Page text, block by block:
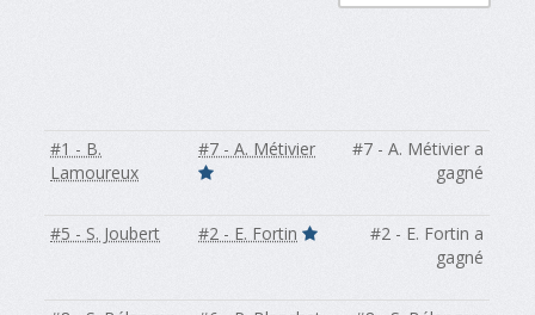
#1 - B.
Lamoureux
#7 - A. Métivier
#7 - A. Métivier a
gagné
#5 - S. Joubert #2 - E. Fortin
#2 - E. Fortin a
gagné